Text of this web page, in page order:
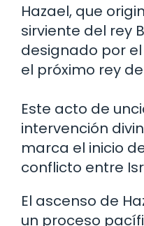
Hazael, que
sirviente del rey
designado por
el próximo rey de
Este acto de
intervención
marca el inicio
conflicto entre
El ascenso de
un proceso